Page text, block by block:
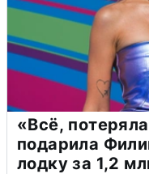
«Всё,
подарила
лодку за 1,2